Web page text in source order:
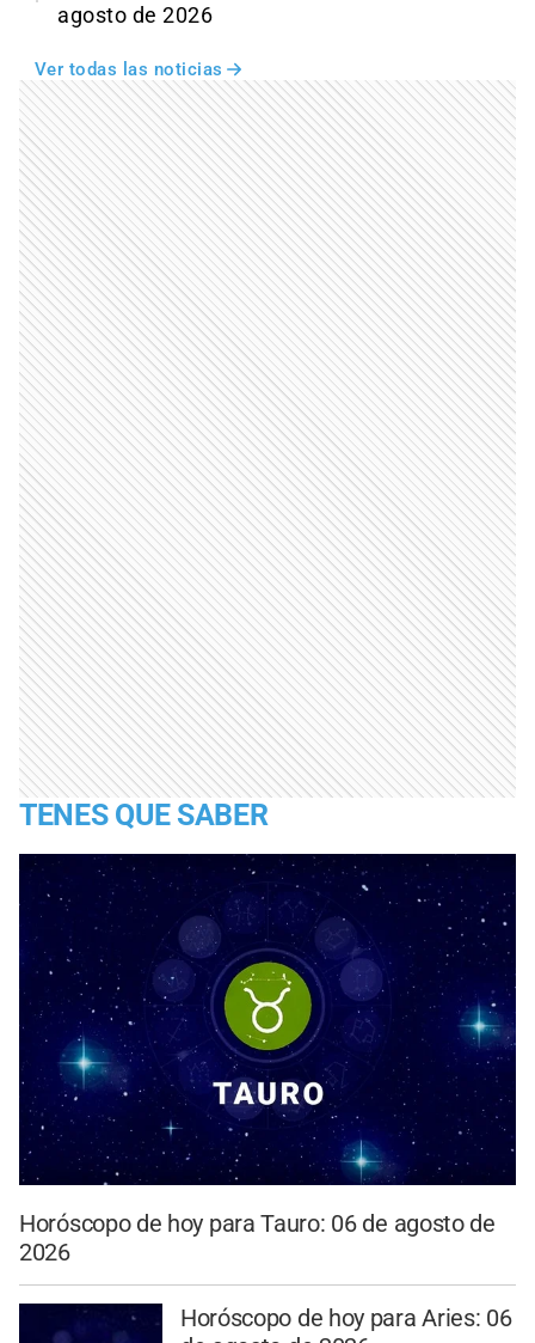
agosto de 2026
Ver todas las noticias
TENES QUE SABER
Horóscopo de hoy para Tauro: 06 de agosto de
2026
Horóscopo de hoy para Aries: 06